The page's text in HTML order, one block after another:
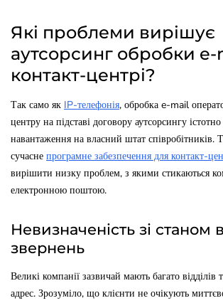
Які проблеми вирішує
аутсорсинг обробки e-
контакт-центрі?
Так само як IP-телефонія, обробка e-mail
центру на підставі договору аутсорсингу
навантаження на власний штат
сучасне програмне забезпечення для контакт-
вирішити низку проблем, з якими стикаються
електронною поштою.
Невизначеність зі станом
звернень
Великі компанії зазвичай мають багато відділів
адрес. Зрозуміло, що клієнти не очікують